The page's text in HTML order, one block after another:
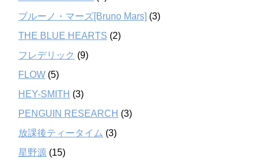
ブルーノ・マーズ[Bruno Mars] (3)
THE BLUE HEARTS (2)
フレデリック (9)
FLOW (5)
HEY-SMITH (3)
PENGUIN RESEARCH (3)
放課後ティータイム (3)
星野源 (15)